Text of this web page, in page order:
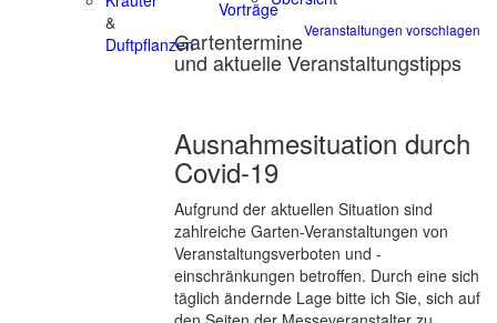
&
Duftpflanzen
Vorträge
Veranstaltungen vorschlagen
Gartentermine
und aktuelle Veranstaltungstipps
Ausnahmesituation durch
Covid-19
Aufgrund der aktuellen Situation sind
zahlreiche Garten-Veranstaltungen von
Veranstaltungsverboten und -
einschränkungen betroffen. Durch eine sich
täglich ändernde Lage bitte ich Sie, sich auf